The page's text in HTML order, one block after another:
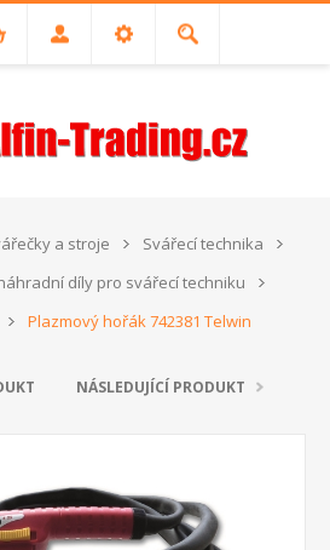
a stroje
Svářecí technika
díly pro svářecí techniku
Plazmový hořák 742381 Telwin
NÁSLEDUJÍCÍ PRODUKT